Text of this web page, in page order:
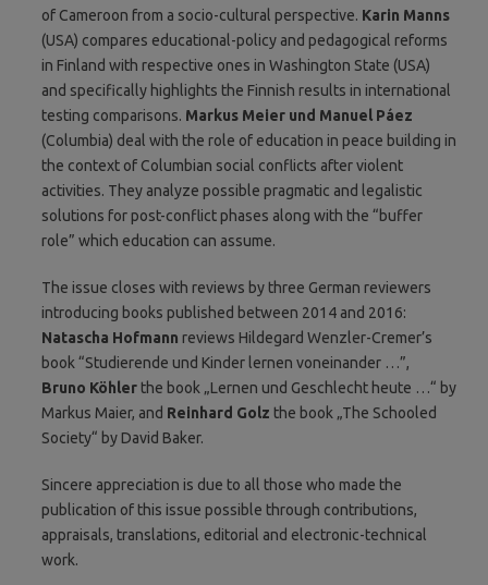
of Cameroon from a socio-cultural perspective. Karin Manns
(USA) compares educational-policy and pedagogical reforms
in Finland with respective ones in Washington State (USA)
and specifically highlights the Finnish results in international
testing comparisons. Markus Meier und Manuel Páez
(Columbia) deal with the role of education in peace building in
the context of Columbian social conflicts after violent
activities. They analyze possible pragmatic and legalistic
solutions for post-conflict phases along with the “buffer
role” which education can assume.
The issue closes with reviews by three German reviewers
introducing books published between 2014 and 2016:
Natascha Hofmann reviews Hildegard Wenzler-Cremer’s
book “Studierende und Kinder lernen voneinander …”,
Bruno Köhler the book „Lernen und Geschlecht heute …“ by
Markus Maier, and Reinhard Golz the book „The Schooled
Society“ by David Baker.
Sincere appreciation is due to all those who made the
publication of this issue possible through contributions,
appraisals, translations, editorial and electronic-technical
work.